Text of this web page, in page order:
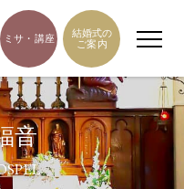
ミサ・講座
結婚式の
ご案内
音